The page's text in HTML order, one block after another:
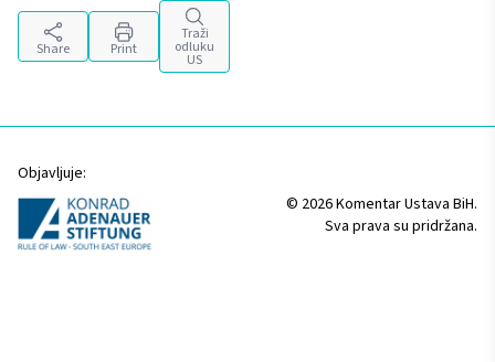
Share Print
Traži
odluku
US
Objavljuje:
© 2026 Komentar Ustava BiH.
Sva prava su pridržana.